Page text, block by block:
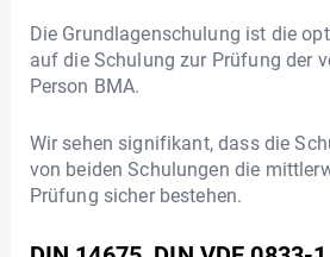
Die Grundlagenschulung ist die
auf die Schulung zur Prüfung der
Person BMA.
Wir sehen signifikant, dass die
von beiden Schulungen die
Prüfung sicher bestehen.